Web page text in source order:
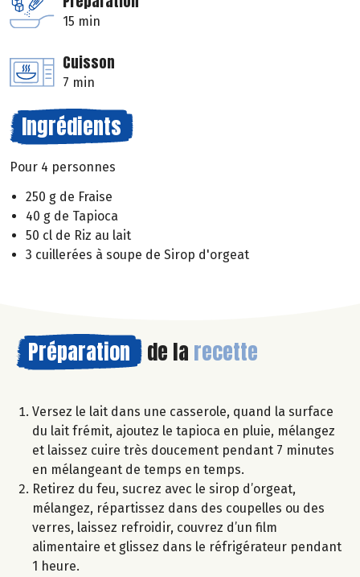
15 min
Cuisson
7 min
Ingrédients
Pour 4 personnes
250 g de Fraise
40 g de Tapioca
50 cl de Riz au lait
3 cuillerées à soupe de Sirop d'orgeat
Préparation de la recette
Versez le lait dans une casserole, quand la surface
du lait frémit, ajoutez le tapioca en pluie, mélangez
et laissez cuire très doucement pendant 7 minutes
en mélangeant de temps en temps.
Retirez du feu, sucrez avec le sirop d’orgeat,
mélangez, répartissez dans des coupelles ou des
verres, laissez refroidir, couvrez d’un film
alimentaire et glissez dans le réfrigérateur pendant
1 heure.